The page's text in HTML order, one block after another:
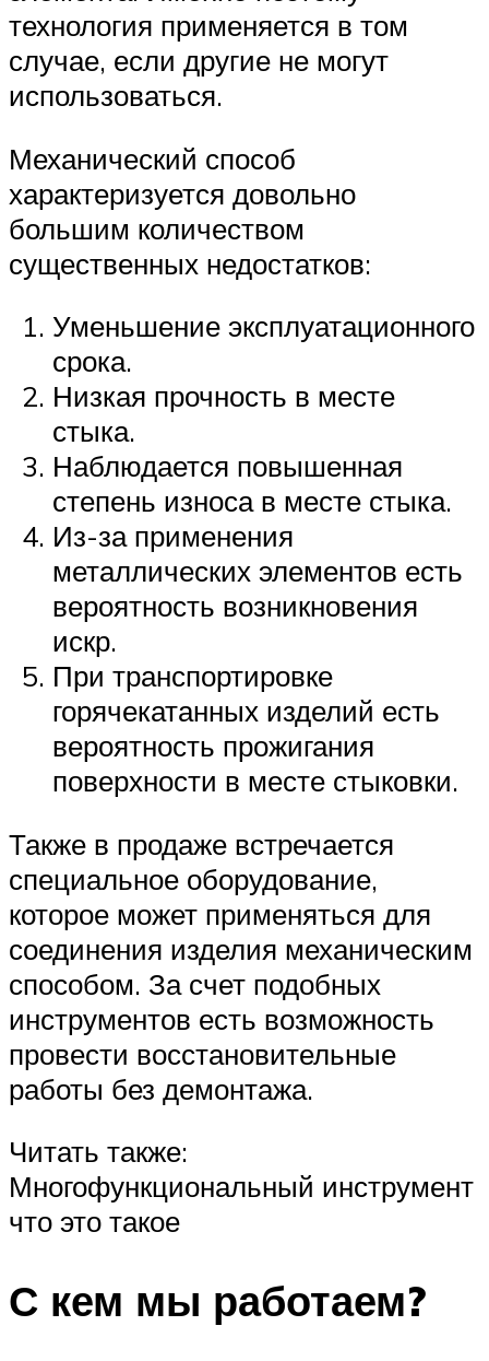
технология применяется в том
случае, если другие не могут
использоваться.
Механический способ
характеризуется довольно
большим количеством
существенных недостатков:
Уменьшение эксплуатационного
срока.
Низкая прочность в месте
стыка.
Наблюдается повышенная
степень износа в месте стыка.
Из-за применения
металлических элементов есть
вероятность возникновения
искр.
При транспортировке
горячекатанных изделий есть
вероятность прожигания
поверхности в месте стыковки.
Также в продаже встречается
специальное оборудование,
которое может применяться для
соединения изделия механическим
способом. За счет подобных
инструментов есть возможность
провести восстановительные
работы без демонтажа.
Читать также:
Многофункциональный инструмент
что это такое
С кем мы работаем?